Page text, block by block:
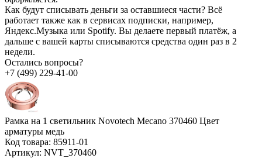
Как будут списывать деньги за оставшиеся части? Всё
работает также как в сервисах подписки, например,
Яндекс.Музыка или Spotify. Вы делаете первый платёж, а
дальше с вашей карты списываются средства один раз в 2
недели.
Остались вопросы?
+7 (499) 229-41-00
Рамка на 1 светильник Novotech Mecano 370460 Цвет
арматуры медь
Код товара: 85911-01
Артикул: NVT_370460